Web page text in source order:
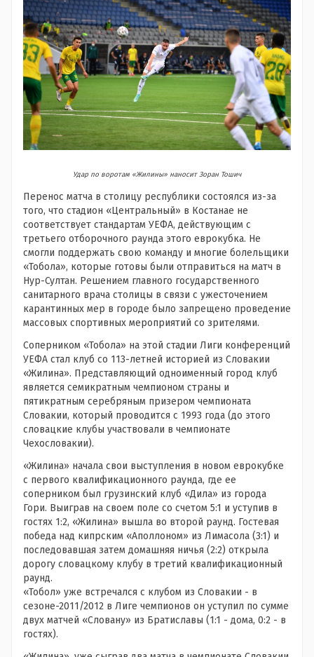
Удар по воротам «Жилины» наносит Зоран Тошич
Перенос матча в столицу республики состоялся из-за
того, что стадион «Центральный» в Костанае не
соответствует стандартам УЕФА, действующим с
третьего отборочного раунда этого еврокубка. Не
смогли поддержать свою команду и многие болельщики
«Тобола», которые готовы были отправиться на матч в
Нур-Султан. Решением главного государственного
санитарного врача столицы в связи с ужесточением
карантинных мер в городе было запрещено проведение
массовых спортивных мероприятий со зрителями.
Соперником «Тобола» на этой стадии Лиги конференций
УЕФА стал клуб со 113-летней историей из Словакии
«Жилина». Представляющий одноименный город клуб
является семикратным чемпионом страны и
пятикратным серебряным призером чемпионата
Словакии, который проводится с 1993 года (до этого
словацкие клубы участвовали в чемпионате
Чехословакии).
«Жилина» начала свои выступления в новом еврокубке
с первого квалификационного раунда, где ее
соперником был грузинский клуб «Дила» из города
Гори. Выиграв на своем поле со счетом 5:1 и уступив в
гостях 1:2, «Жилина» вышла во второй раунд. Гостевая
победа над кипрским «Аполлоном» из Лимасола (3:1) и
последовавшая затем домашняя ничья (2:2) открыла
дорогу словацкому клубу в третий квалификационный
раунд.
«Тобол» уже встречался с клубом из Словакии - в
сезоне-2011/2012 в Лиге чемпионов он уступил по сумме
двух матчей «Словану» из Братиславы (1:1 - дома, 0:2 - в
гостях).